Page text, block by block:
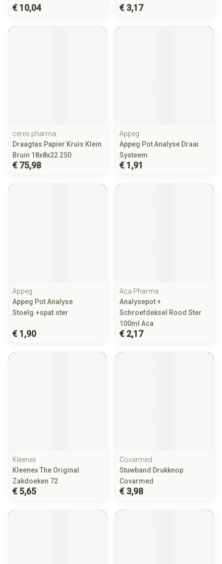
€ 10,04 € 3,17
ceres pharma
Draagtas Papier Kruis Klein
Bruin 18x8x22 250
€ 75,98
Appeg
Appeg Pot Analyse Draai
Systeem
€ 1,91
Appeg
Appeg Pot Analyse
Stoelg.+spat.ster
€ 1,90
Aca Pharma
Analysepot +
Schroefdeksel Rood Ster
100ml Aca
€ 2,17
Kleenex
Kleenex The Original
Zakdoeken 72
€ 5,65
Covarmed
Stuwband Drukknop
Covarmed
€ 3,98